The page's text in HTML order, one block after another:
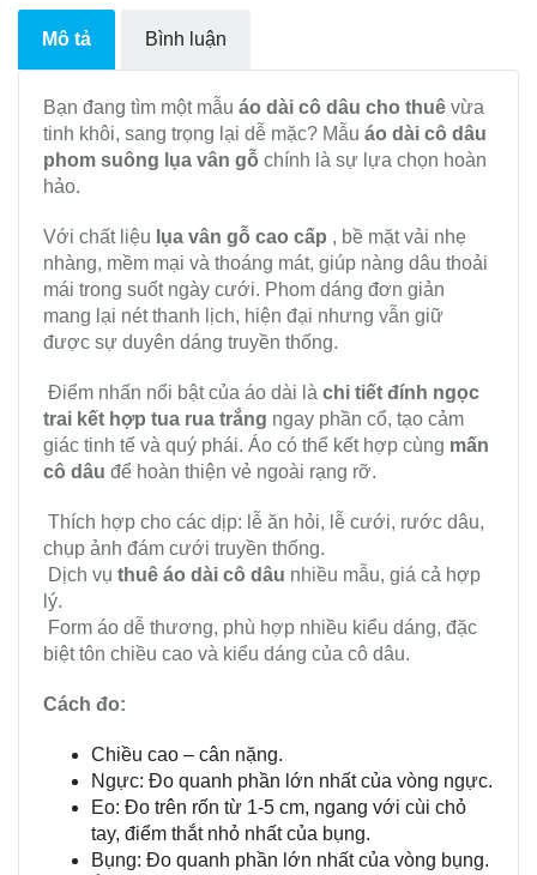
Mô tả Bình luận
Bạn đang tìm một mẫu áo dài cô dâu cho thuê vừa
tinh khôi, sang trọng lại dễ mặc? Mẫu áo dài cô dâu
phom suông lụa vân gỗ chính là sự lựa chọn hoàn
hảo.
Với chất liệu lụa vân gỗ cao cấp , bề mặt vải nhẹ
nhàng, mềm mại và thoáng mát, giúp nàng dâu thoải
mái trong suốt ngày cưới. Phom dáng đơn giản
mang lại nét thanh lịch, hiện đại nhưng vẫn giữ
được sự duyên dáng truyền thống.
Điểm nhấn nổi bật của áo dài là chi tiết đính ngọc
trai kết hợp tua rua trắng ngay phần cổ, tạo cảm
giác tinh tế và quý phái. Áo có thể kết hợp cùng mấn
cô dâu để hoàn thiện vẻ ngoài rạng rỡ.
Thích hợp cho các dịp: lễ ăn hỏi, lễ cưới, rước dâu,
chụp ảnh đám cưới truyền thống.
Dịch vụ thuê áo dài cô dâu nhiều mẫu, giá cả hợp
lý.
Form áo dễ thương, phù hợp nhiều kiểu dáng, đặc
biệt tôn chiều cao và kiểu dáng của cô dâu.
Cách đo:
Chiều cao – cân nặng.
Ngực: Đo quanh phần lớn nhất của vòng ngực.
Eo: Đo trên rốn từ 1-5 cm, ngang với cùi chỏ
tay, điểm thắt nhỏ nhất của bụng.
Bụng: Đo quanh phần lớn nhất của vòng bụng.